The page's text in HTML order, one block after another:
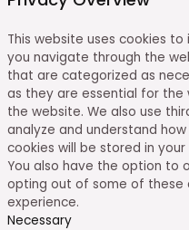
This website uses cookies
you navigate through the
that are categorized as
as they are essential for
the website. We also use
analyze and understand
cookies will be stored in
You also have the option to
opting out of some of these
experience.
Necessary